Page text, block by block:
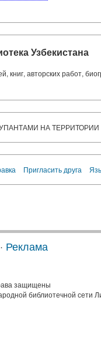
Узбекистана
книг, авторских работ,
НА ТЕРРИТОРИИ
Пригласить друга
· Реклама
защищены
библиотечной сети